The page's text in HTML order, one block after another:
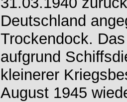
Deutschland
Trockendock.
aufgrund
kleinerer
August 1945